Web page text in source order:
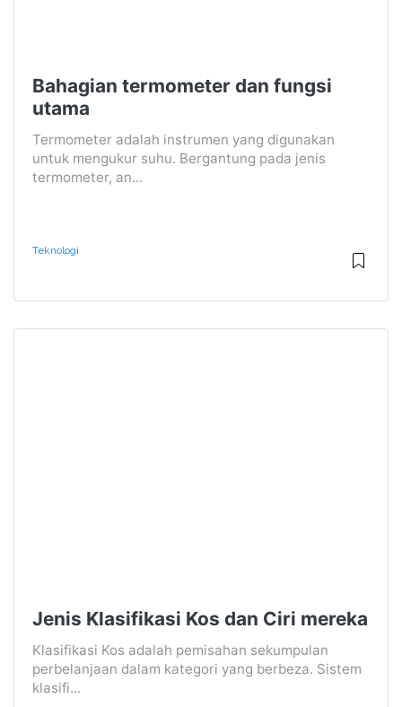
Bahagian termometer dan fungsi
utama
Termometer adalah instrumen yang digunakan
untuk mengukur suhu. Bergantung pada jenis
termometer, an...
Teknologi
Jenis Klasifikasi Kos dan Ciri mereka
Klasifikasi Kos adalah pemisahan sekumpulan
perbelanjaan dalam kategori yang berbeza. Sistem
klasifi...